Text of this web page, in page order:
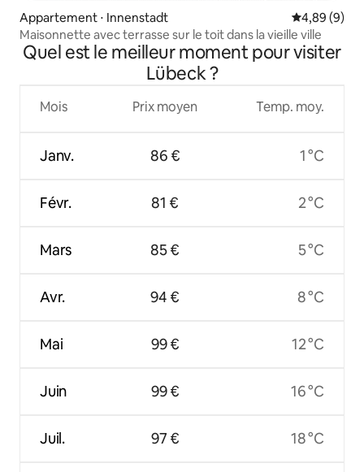
Appartement ⋅ Innenstadt Évaluation
4,89 (9)
Maisonnette avec terrasse sur le toit dans la vieille ville
Quel est le meilleur moment pour visiter
Lübeck ?
Mois
Janv.
Févr.
Mars
Avr.
Mai
Juin
Juil.
Prix moyen
86 €
81 €
85 €
94 €
99 €
99 €
97 €
Temp. moy.
1 °C
2 °C
5 °C
8 °C
12 °C
16 °C
18 °C